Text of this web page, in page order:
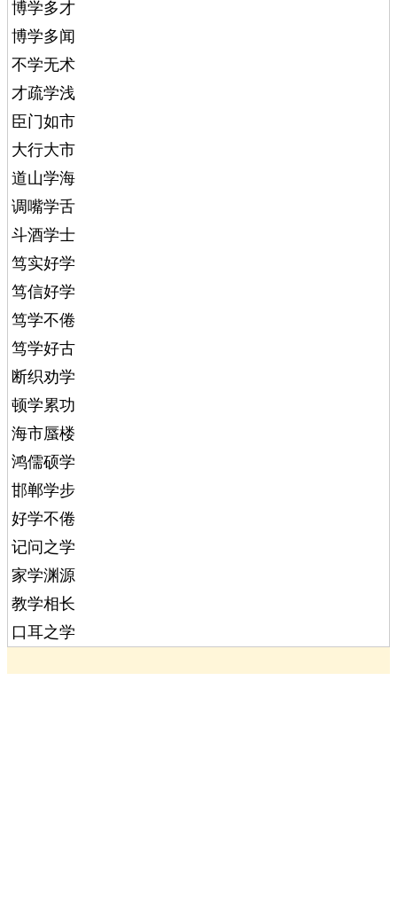
博学多才
博学多闻
不学无术
才疏学浅
臣门如市
大行大市
道山学海
调嘴学舌
斗酒学士
笃实好学
笃信好学
笃学不倦
笃学好古
断织劝学
顿学累功
海市蜃楼
鸿儒硕学
邯郸学步
好学不倦
记问之学
家学渊源
教学相长
口耳之学